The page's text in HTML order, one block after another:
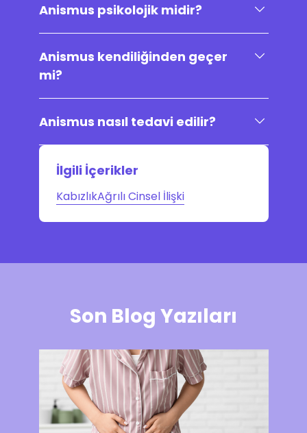
Anismus psikolojik midir?
Anismus kendiliğinden geçer
mi?
Anismus nasıl tedavi edilir?
İlgili İçerikler
KabızlıkAğrılı Cinsel İlişki
Son Blog Yazıları